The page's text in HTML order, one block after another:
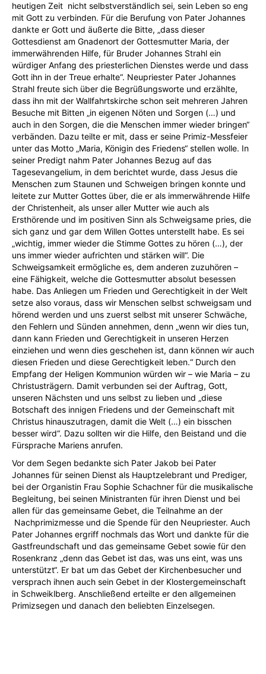
heutigen Zeit nicht selbstverständlich sei, sein Leben so eng
mit Gott zu verbinden. Für die Berufung von Pater Johannes
dankte er Gott und äußerte die Bitte, „dass dieser
Gottesdienst am Gnadenort der Gottesmutter Maria, der
immerwährenden Hilfe, für Bruder Johannes Strahl ein
würdiger Anfang des priesterlichen Dienstes werde und dass
Gott ihn in der Treue erhalte“. Neupriester Pater Johannes
Strahl freute sich über die Begrüßungsworte und erzählte,
dass ihn mit der Wallfahrtskirche schon seit mehreren Jahren
Besuche mit Bitten „in eigenen Nöten und Sorgen (…) und
auch in den Sorgen, die die Menschen immer wieder bringen“
verbänden. Dazu teilte er mit, dass er seine Primiz-Messfeier
unter das Motto „Maria, Königin des Friedens“ stellen wolle. In
seiner Predigt nahm Pater Johannes Bezug auf das
Tagesevangelium, in dem berichtet wurde, dass Jesus die
Menschen zum Staunen und Schweigen bringen konnte und
leitete zur Mutter Gottes über, die er als immerwährende Hilfe
der Christenheit, als unser aller Mutter wie auch als
Ersthörende und im positiven Sinn als Schweigsame pries, die
sich ganz und gar dem Willen Gottes unterstellt habe. Es sei
„wichtig, immer wieder die Stimme Gottes zu hören (…), der
uns immer wieder aufrichten und stärken will“. Die
Schweigsamkeit ermögliche es, dem anderen zuzuhören –
eine Fähigkeit, welche die Gottesmutter absolut besessen
habe. Das Anliegen um Frieden und Gerechtigkeit in der Welt
setze also voraus, dass wir Menschen selbst schweigsam und
hörend werden und uns zuerst selbst mit unserer Schwäche,
den Fehlern und Sünden annehmen, denn „wenn wir dies tun,
dann kann Frieden und Gerechtigkeit in unseren Herzen
einziehen und wenn dies geschehen ist, dann können wir auch
diesen Frieden und diese Gerechtigkeit leben.“ Durch den
Empfang der Heligen Kommunion würden wir – wie Maria – zu
Christusträgern. Damit verbunden sei der Auftrag, Gott,
unseren Nächsten und uns selbst zu lieben und „diese
Botschaft des innigen Friedens und der Gemeinschaft mit
Christus hinauszutragen, damit die Welt (…) ein bisschen
besser wird“. Dazu sollten wir die Hilfe, den Beistand und die
Fürsprache Mariens anrufen.
Vor dem Segen bedankte sich Pater Jakob bei Pater
Johannes für seinen Dienst als Hauptzelebrant und Prediger,
bei der Organistin Frau Sophie Schachner für die musikalische
Begleitung, bei seinen Ministranten für ihren Dienst und bei
allen für das gemeinsame Gebet, die Teilnahme an der
Nachprimizmesse und die Spende für den Neupriester. Auch
Pater Johannes ergriff nochmals das Wort und dankte für die
Gastfreundschaft und das gemeinsame Gebet sowie für den
Rosenkranz „denn das Gebet ist das, was uns eint, was uns
unterstützt“. Er bat um das Gebet der Kirchenbesucher und
versprach ihnen auch sein Gebet in der Klostergemeinschaft
in Schweiklberg. Anschließend erteilte er den allgemeinen
Primizsegen und danach den beliebten Einzelsegen.